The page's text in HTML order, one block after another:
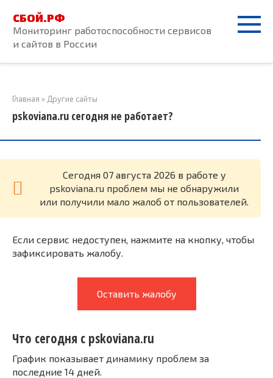
контенту
СБОЙ.РФ
Мониторинг работоспособности сервисов
и сайтов в России
Главная » Другие сайты
pskoviana.ru сегодня не работает?
Cегодня 07 августа 2026 в работе у
pskoviana.ru проблем мы не обнаружили
или получили мало жалоб от пользователей.
Если сервис недоступен, нажмите на кнопку, чтобы
зафиксировать жалобу.
Оставить жалобу
Что сегодня с pskoviana.ru
График показывает динамику проблем за
последние 14 дней.